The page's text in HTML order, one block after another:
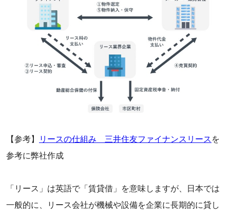
【参考】 リースの仕組み 三井住友ファイナンスリース を
参考に弊社作成
‌「リース」は英語で「賃貸借」を意味しますが、日本では
一般的に、リース会社が機械や設備を企業に長期的に貸し